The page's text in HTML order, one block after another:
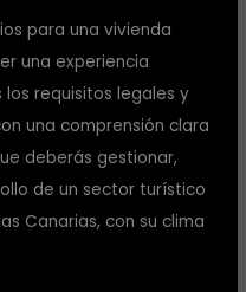
para una vivienda
una experiencia
requisitos legales y
una comprensión clara
deberás gestionar,
de un sector turístico
Canarias, con su clima